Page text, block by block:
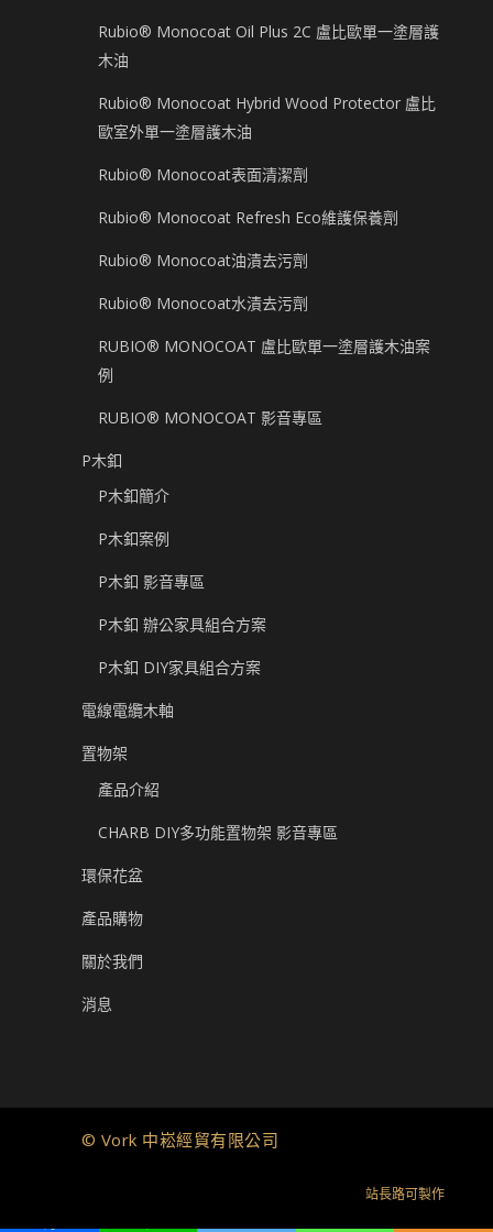
Rubio® Monocoat Oil Plus 2C 盧比歐單一塗層護
木油
Rubio® Monocoat Hybrid Wood Protector 盧比
歐室外單一塗層護木油
Rubio® Monocoat表面清潔劑
Rubio® Monocoat Refresh Eco維護保養劑
Rubio® Monocoat油漬去污劑
Rubio® Monocoat水漬去污劑
RUBIO® MONOCOAT 盧比歐單一塗層護木油案
例
RUBIO® MONOCOAT 影音專區
P木釦
P木釦簡介
P木釦案例
P木釦 影音專區
P木釦 辦公家具組合方案
P木釦 DIY家具組合方案
電線電纜木軸
置物架
產品介紹
CHARB DIY多功能置物架 影音專區
環保花盆
產品購物
關於我們
消息
© Vork 中崧經貿有限公司
站長路可製作